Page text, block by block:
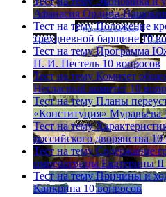
Афанасия Ордина-
Тест на тему Положение
трехдневной барщине 10
Тест на тему Программа
П. И. Пестель 10 вопросов
Тест на тему Комитет
Негласный комитет 10
Тест на тему Планы
«Конституция» Муравьева
Тест на тему
российского дворянства 10
Тест на тему Содержание
императрицы Екатерины II
Тест на тему Причины и
Канкрина 10 вопросов